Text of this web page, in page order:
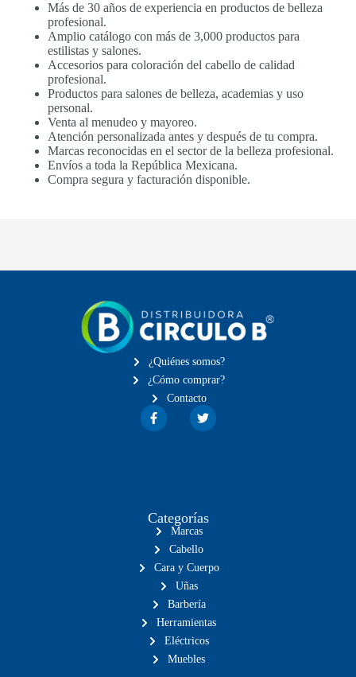
Más de 30 años de experiencia en productos de belleza
profesional.
Amplio catálogo con más de 3,000 productos para
estilistas y salones.
Accesorios para coloración del cabello de calidad
profesional.
Productos para salones de belleza, academias y uso
personal.
Venta al menudeo y mayoreo.
Atención personalizada antes y después de tu compra.
Marcas reconocidas en el sector de la belleza profesional.
Envíos a toda la República Mexicana.
Compra segura y facturación disponible.
¿Quiénes somos?
¿Cómo comprar?
Contacto
Categorías
Marcas
Cabello
Cara y Cuerpo
Uñas
Barbería
Herramientas
Eléctricos
Muebles